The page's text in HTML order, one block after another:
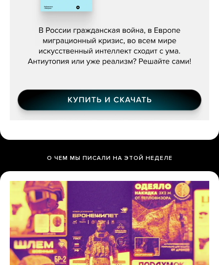
Константин Зарубин, «Наше сердце
О ЧЕМ МЫ ПИСАЛИ НА ЭТОЙ НЕДЕЛЕ